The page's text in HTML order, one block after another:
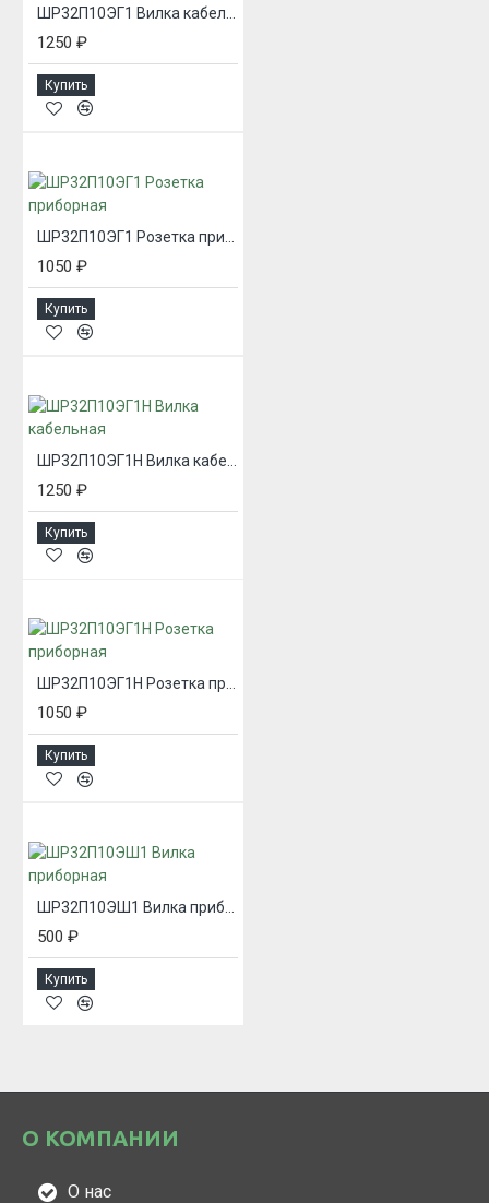
1250 ₽
Купить
1050 ₽
Купить
1250 ₽
Купить
ШР32П10ЭГ1Н Розетка приборная
1050 ₽
Купить
ШР32П10ЭШ1 Вилка приборная
500 ₽
Купить
О КОМПАНИИ
О нас